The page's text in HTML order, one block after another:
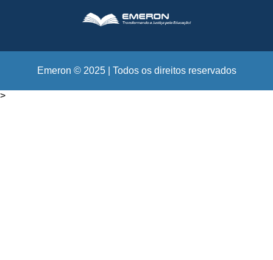
Emeron © 2025 | Todos os direitos reservados
>